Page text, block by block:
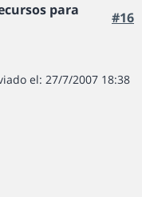
para
#16
el: 27/7/2007 18:38